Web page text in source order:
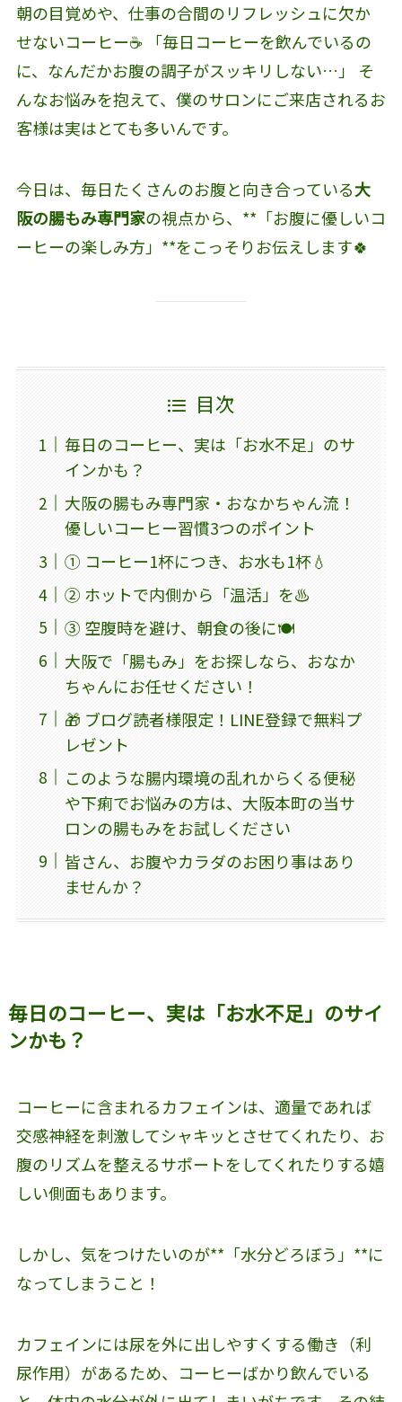
朝の目覚めや、仕事の合間のリフレッシュに欠か
せないコーヒー☕️ 「毎日コーヒーを飲んでいるの
に、なんだかお腹の調子がスッキリしない…」 そ
んなお悩みを抱えて、僕のサロンにご来店されるお
客様は実はとても多いんです。
今日は、毎日たくさんのお腹と向き合っている大
阪の腸もみ専門家の視点から、**「お腹に優しいコ
ーヒーの楽しみ方」**をこっそりお伝えします🍀
目次
毎日のコーヒー、実は「お水不足」のサ
インかも？
大阪の腸もみ専門家・おなかちゃん流！
優しいコーヒー習慣3つのポイント
① コーヒー1杯につき、お水も1杯💧
② ホットで内側から「温活」を♨️
③ 空腹時を避け、朝食の後に🍽️
大阪で「腸もみ」をお探しなら、おなか
ちゃんにお任せください！
🎁 ブログ読者様限定！LINE登録で無料プ
レゼント
このような腸内環境の乱れからくる便秘
や下痢でお悩みの方は、大阪本町の当サ
ロンの腸もみをお試しください
皆さん、お腹やカラダのお困り事はあり
ませんか？
毎日のコーヒー、実は「お水不足」のサイ
ンかも？
コーヒーに含まれるカフェインは、適量であれば
交感神経を刺激してシャキッとさせてくれたり、お
腹のリズムを整えるサポートをしてくれたりする嬉
しい側面もあります。
しかし、気をつけたいのが**「水分どろぼう」**に
なってしまうこと！
カフェインには尿を外に出しやすくする働き（利
尿作用）があるため、コーヒーばかり飲んでいる